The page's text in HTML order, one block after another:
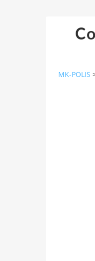
MK-POLIS